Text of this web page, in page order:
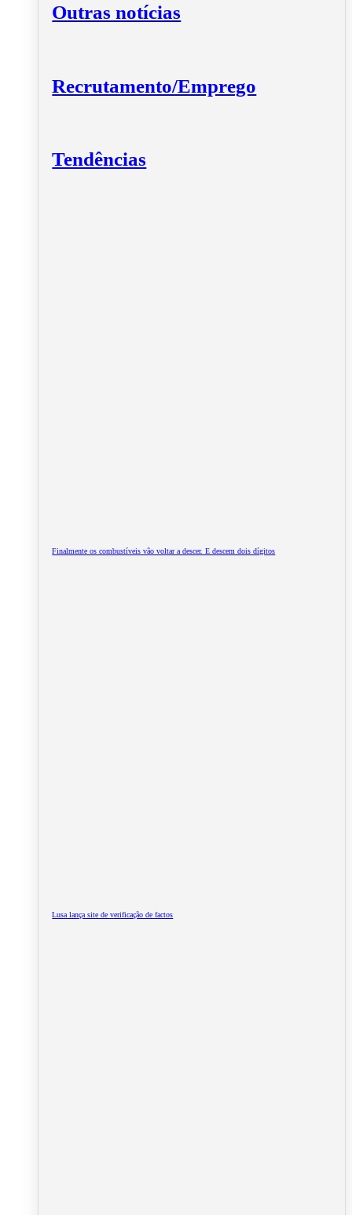
Outras notícias
Recrutamento/Emprego
Tendências
Finalmente os combustíveis vão voltar a descer. E descem dois dígitos
Lusa lança site de verificação de factos